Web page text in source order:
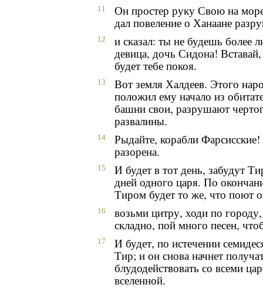
11
Он простер руку Свою на
дал повеление о Ханаане
12
и сказал: ты не будешь более
девица, дочь Сидона!
будет тебе покоя.
13
Вот земля Халдеев. Этого
положил ему начало из
башни свои, разрушают
развалины.
14
Рыдайте, корабли
разорена.
15
И будет в тот день, забудут
дней одного царя. По
Тиром будет то же, что поют
16
возьми цитру, ходи по
складно, пой много песен,
17
И будет, по истечении
Тир; и он снова начнет
блудодействовать со всеми
вселенной.